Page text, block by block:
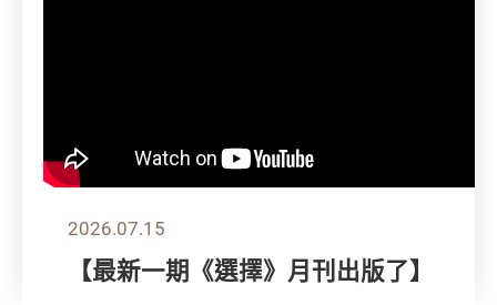
2026.07.15
【最新一期《選擇》月刊出版了】